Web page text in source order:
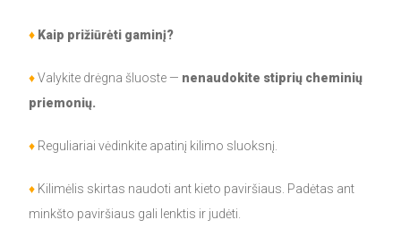
♦ Kaip prižiūrėti gaminį?
♦Valykite drėgna šluoste — nenaudokite stiprių cheminių
priemonių.
♦ Reguliariai vėdinkite apatinį kilimo sluoksnį.
♦ Kilimėlis skirtas naudoti ant kieto paviršiaus. Padėtas ant
minkšto paviršiaus gali lenktis ir judėti.